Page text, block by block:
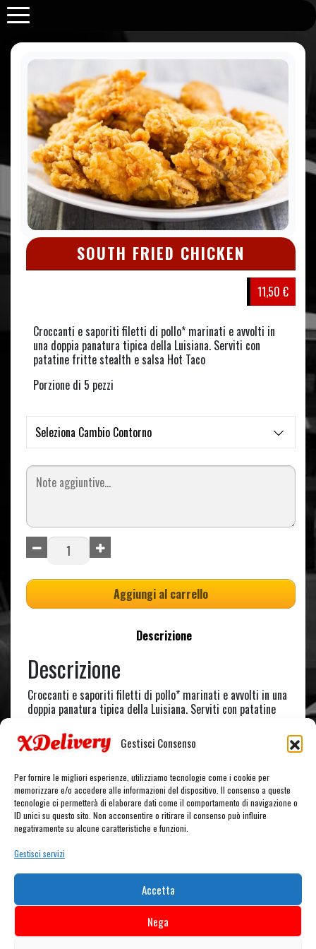
Gestisci Consenso
Per fornire le migliori esperienze, utilizziamo tecnologie come i cookie per
memorizzare e/o accedere alle informazioni del dispositivo. Il consenso a queste
tecnologie ci permetterà di elaborare dati come il comportamento di navigazione o
ID unici su questo sito. Non acconsentire o ritirare il consenso può influire
negativamente su alcune caratteristiche e funzioni.
Gestisci servizi
Accetta
Nega
Purabrace
SOUTH FRIED CHICKEN
11,50 €
Croccanti e saporiti filetti di pollo* marinati e avvolti in
una doppia panatura tipica della Luisiana. Serviti con
patatine fritte stealth e salsa Hot Taco
Porzione di 5 pezzi
Seleziona Cambio Contorno
Aggiungi al carrello
Descrizione
Descrizione
Croccanti e saporiti filetti di pollo* marinati e avvolti in una
doppia panatura tipica della Luisiana. Serviti con patatine
Porzione di 5 pezzi
CARRELLO
Nessun prodotto nel carrello.